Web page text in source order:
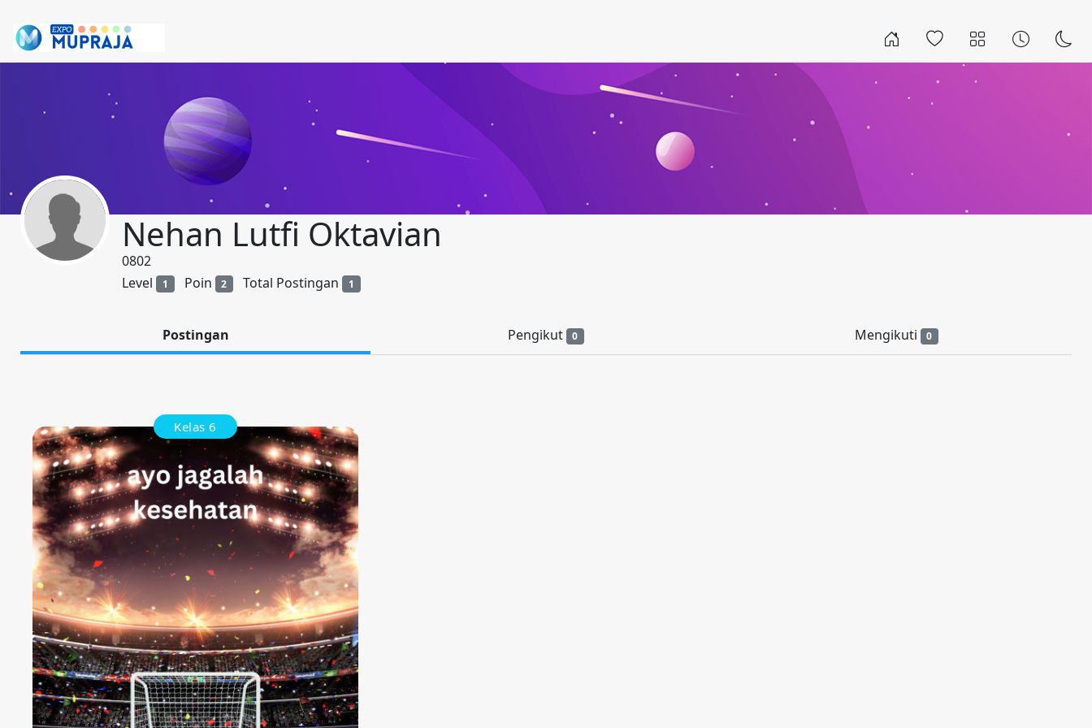
Nehan Lutfi Oktavian
0802
Level
1 Poin 2 Total Postingan 1
Postingan Pengikut 0 Mengikuti 0
Kelas 6